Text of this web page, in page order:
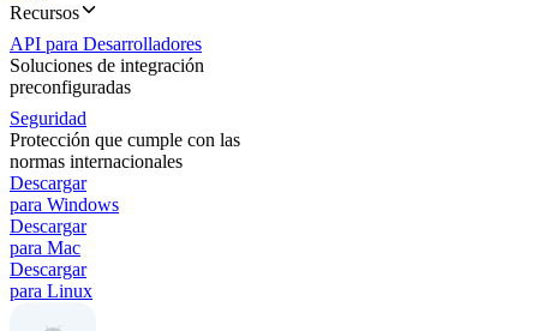
Recursos
API para Desarrolladores
Soluciones de integración
preconfiguradas
Seguridad
Protección que cumple con las
normas internacionales
Descargar
para Windows
Descargar
para Mac
Descargar
para Linux